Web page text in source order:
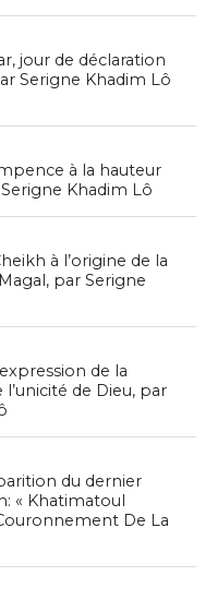
jour de déclaration
Serigne Khadim Lô
à la hauteur
Khadim Lô
à l’origine de la
par Serigne
de la
de Dieu, par
du dernier
« Khatimatoul
De La